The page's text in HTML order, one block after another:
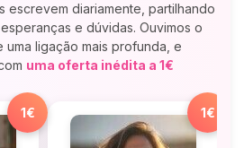
escrevem diariamente, partilhando
e dúvidas. Ouvimos o
ligação mais profunda, e
uma oferta inédita a 1€
1€ 1€